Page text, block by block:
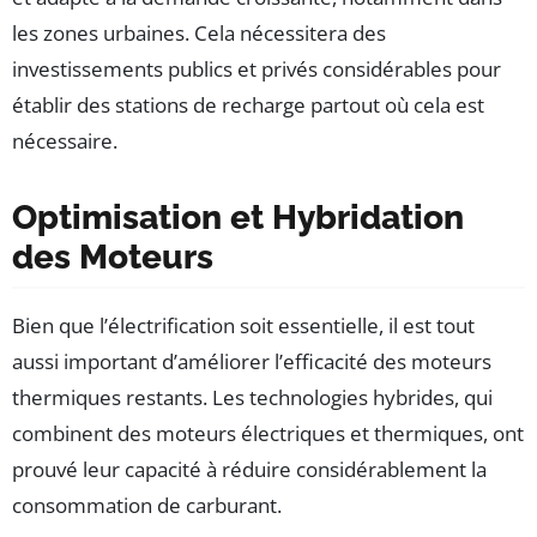
les zones urbaines. Cela nécessitera des
investissements publics et privés considérables pour
établir des stations de recharge partout où cela est
nécessaire.
Optimisation et Hybridation
des Moteurs
Bien que l’électrification soit essentielle, il est tout
aussi important d’améliorer l’efficacité des moteurs
thermiques restants. Les technologies hybrides, qui
combinent des moteurs électriques et thermiques, ont
prouvé leur capacité à réduire considérablement la
consommation de carburant.